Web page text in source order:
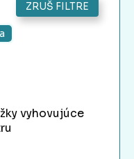
ZRUŠ FILTRE
vyhovujúce